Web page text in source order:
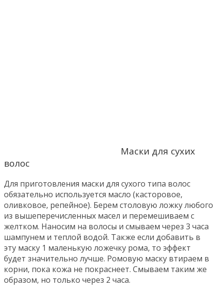
Маски для сухих
волос
Для приготовления маски для сухого типа волос
обязательно используется масло (касторовое,
оливковое, репейное). Берем столовую ложку любого
из вышеперечисленных масел и перемешиваем с
желтком. Наносим на волосы и смываем через 3 часа
шампунем и теплой водой. Также если добавить в
эту маску 1 маленькую ложечку рома, то эффект
будет значительно лучше. Ромовую маску втираем в
корни, пока кожа не покраснеет. Смываем таким же
образом, но только через 2 часа.